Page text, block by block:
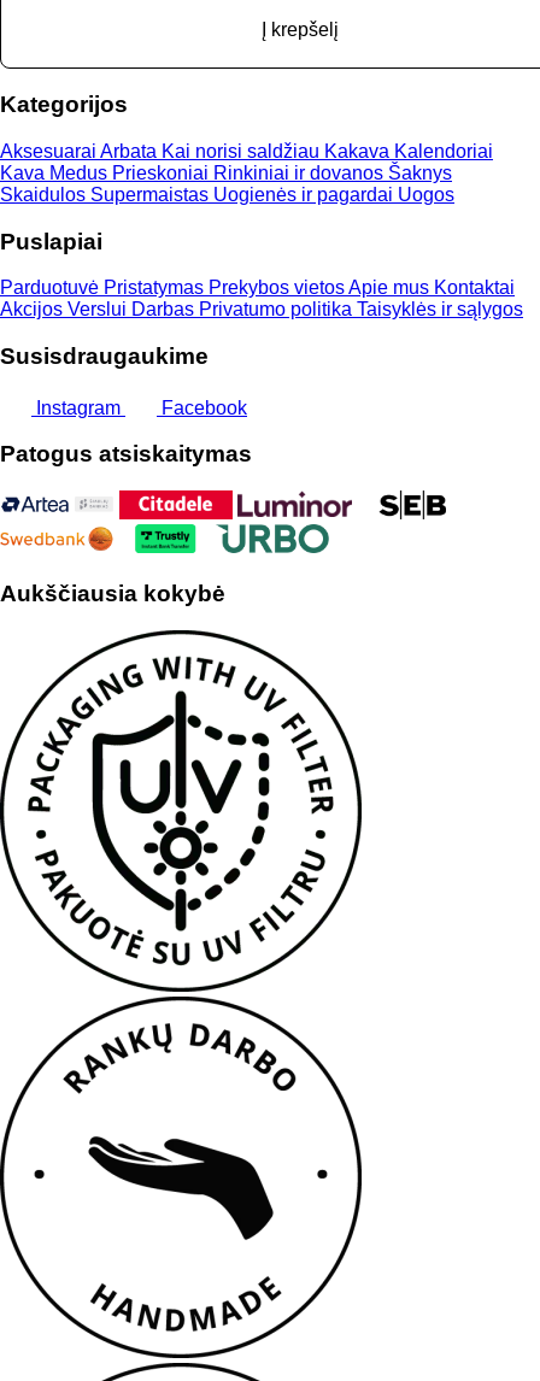
Į krepšelį
Kategorijos
Aksesuarai Arbata Kai norisi saldžiau Kakava Kalendoriai
Kava Medus Prieskoniai Rinkiniai ir dovanos Šaknys
Skaidulos Supermaistas Uogienės ir pagardai Uogos
Puslapiai
Parduotuvė Pristatymas Prekybos vietosApie mus Kontaktai
Akcijos Verslui Darbas Privatumo politika Taisyklės ir sąlygos
Susisdraugaukime
Instagram Facebook
Patogus atsiskaitymas
Aukščiausia kokybė